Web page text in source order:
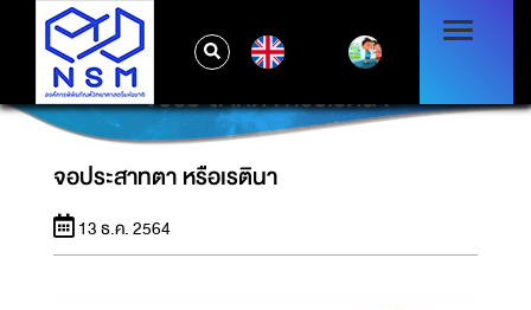
จอประสาทตา หรือเรตินา
จอประสาทตา หรือเรตินา
13 ธ.ค. 2564